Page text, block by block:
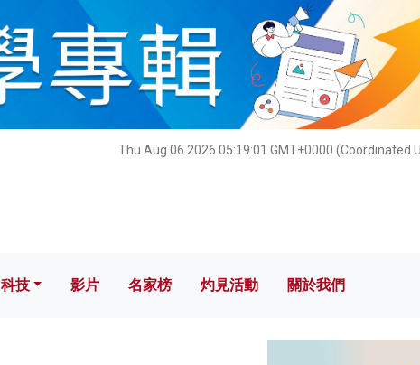
Thu Aug 06 2026 05:19:02 GMT+0000 (Coordinated
科技 影片 名家榜 灼見活動 關於我們
科技 影片 名家榜 灼見活動 關於我們